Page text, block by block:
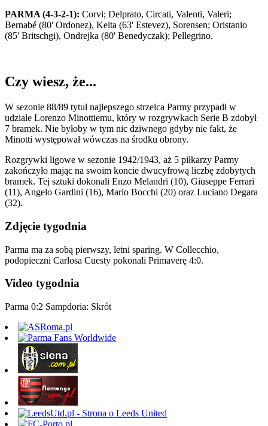
PARMA (4-3-2-1): Corvi; Delprato, Circati, Valenti, Valeri;
Bernabé (80' Ordonez), Keita (63' Estevez), Sorensen; Oristanio
(85' Britschgi), Ondrejka (80' Benedyczak); Pellegrino.
Czy wiesz, że...
W sezonie 88/89 tytuł najlepszego strzelca Parmy przypadł w
udziale Lorenzo Minottiemu, który w rozgrywkach Serie B zdobył
7 bramek. Nie byłoby w tym nic dziwnego gdyby nie fakt, że
Minotti występował wówczas na środku obrony.
Rozgrywki ligowe w sezonie 1942/1943, aż 5 piłkarzy Parmy
zakończyło mając na swoim koncie dwucyfrową liczbę zdobytych
bramek. Tej sztuki dokonali Enzo Melandri (10), Giuseppe Ferrari
(11), Angelo Gardini (16), Mario Bocchi (20) oraz Luciano Degara
(32).
Zdjęcie tygodnia
Parma ma za sobą pierwszy, letni sparing. W Collecchio,
podopieczni Carlosa Cuesty pokonali Primaverę 4:0.
Video tygodnia
Parma 0:2 Sampdoria: Skrót